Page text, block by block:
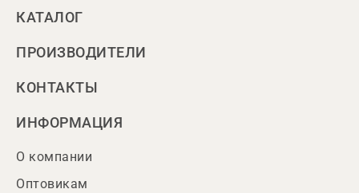
КАТАЛОГ
ПРОИЗВОДИТЕЛИ
КОНТАКТЫ
ИНФОРМАЦИЯ
О компании
Оптовикам